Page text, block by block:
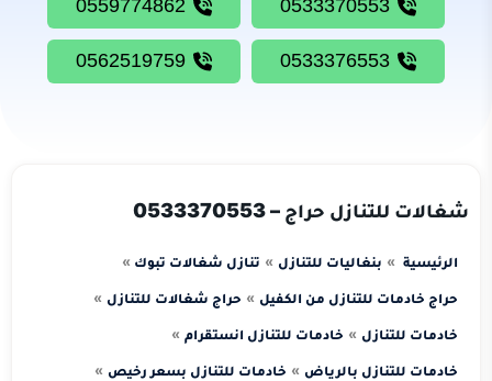
للتنازل
شغالات للتنازل حراج – 0533370553
الرئيسية بنغاليات للتنازل تنازل شغالات تبوك
حراج خادمات للتنازل من الكفيل حراج شغالات للتنازل
خادمات للتنازل خادمات للتنازل انستقرام
خادمات للتنازل بالرياض خادمات للتنازل بسعر رخيص